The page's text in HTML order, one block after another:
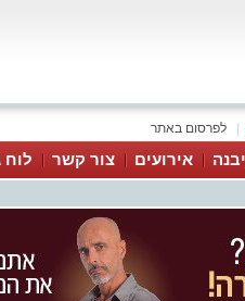
לפרסום באתר
אירועים צור קשר לוח